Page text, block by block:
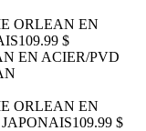
ORLEAN EN
109.99 $
ORLEAN EN
109.99 $